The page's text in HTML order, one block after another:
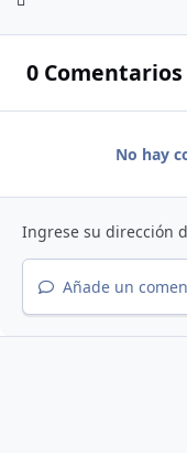
0 Comentarios
No hay
Añade un